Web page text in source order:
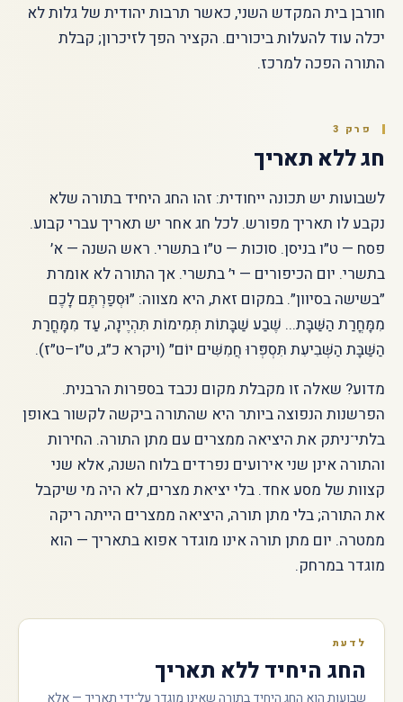
חורבן בית המקדש השני, כאשר תרבות יהודית של גלות לא
יכלה עוד להעלות ביכורים. הקציר הפך לזיכרון; קבלת
התורה הפכה למרכז.
פרק 3
חג ללא תאריך
לשבועות יש תכונה ייחודית: זהו החג היחיד בתורה שלא
נקבע לו תאריך מפורש. לכל חג אחר יש תאריך עברי קבוע.
פסח — ט״ו בניסן. סוכות — ט״ו בתשרי. ראש השנה — א׳
בתשרי. יום הכיפורים — י׳ בתשרי. אך התורה לא אומרת
״בשישה בסיוון״. במקום זאת, היא מצווה: ״וּסְפַרְתֶּם לָכֶם
מִמָּחֳרַת הַשַּׁבָּת... שֶׁבַע שַׁבָּתוֹת תְּמִימוֹת תִּהְיֶינָה, עַד מִמָּחֳרַת
הַשַּׁבָּת הַשְּׁבִיעִת תִּסְפְּרוּ חֲמִשִּׁים יוֹם״ (ויקרא כ״ג, ט״ו–ט״ז).
מדוע? שאלה זו מקבלת מקום נכבד בספרות הרבנית.
הפרשנות הנפוצה ביותר היא שהתורה ביקשה לקשור באופן
בלתי־ניתק את היציאה ממצרים עם מתן התורה. החירות
והתורה אינן שני אירועים נפרדים בלוח השנה, אלא שני
קצוות של מסע אחד. בלי יציאת מצרים, לא היה מי שיקבל
את התורה; בלי מתן תורה, היציאה ממצרים הייתה ריקה
ממטרה. יום מתן תורה אינו מוגדר אפוא בתאריך — הוא
מוגדר במרחק.
לדעת
החג היחיד ללא תאריך
שבועות הוא החג היחיד בתורה שאינו מוגדר על־ידי תאריך — אלא